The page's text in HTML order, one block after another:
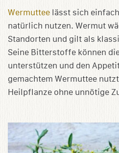
Wermuttee lässt sich
natürlich nutzen. Wermut
Standorten und gilt als
Seine Bitterstoffe können
unterstützen und den
gemachtem Wermuttee
Heilpflanze ohne unnötige